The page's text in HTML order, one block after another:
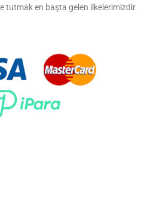
tutmak en başta gelen ilkelerimizdir.